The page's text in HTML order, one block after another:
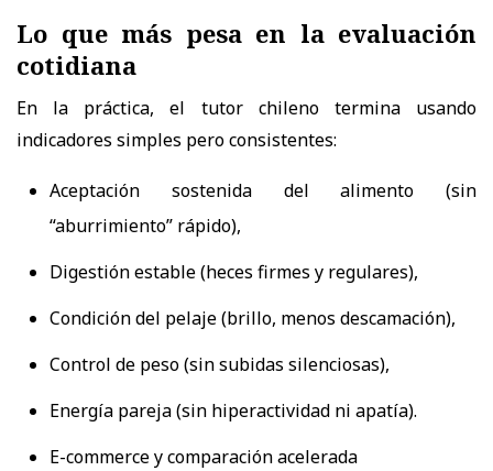
Lo que más pesa en la evaluación
cotidiana
En la práctica, el tutor chileno termina usando
indicadores simples pero consistentes:
Aceptación sostenida del alimento (sin
“aburrimiento” rápido),
Digestión estable (heces firmes y regulares),
Condición del pelaje (brillo, menos descamación),
Control de peso (sin subidas silenciosas),
Energía pareja (sin hiperactividad ni apatía).
E-commerce y comparación acelerada